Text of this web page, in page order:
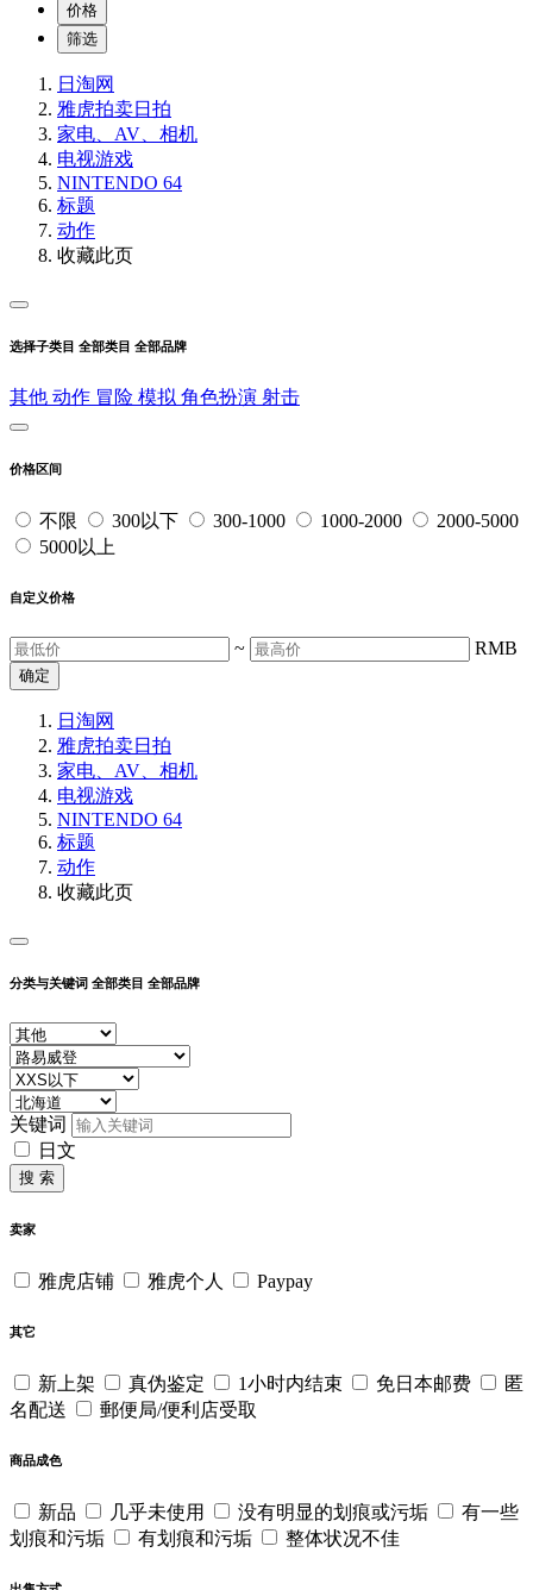
价格
筛选
日淘网
雅虎拍卖日拍
家电、AV、相机
电视游戏
NINTENDO 64
标题
动作
收藏此页
选择子类目 全部类目 全部品牌
其他 动作 冒险 模拟 角色扮演 射击
价格区间
不限 300以下 300-1000 1000-2000
2000-5000
5000以上
自定义价格
~ RMB
确定
日淘网
雅虎拍卖日拍
家电、AV、相机
电视游戏
NINTENDO 64
标题
动作
收藏此页
分类与关键词 全部类目 全部品牌
关键词
日文
搜 索
卖家
雅虎店铺 雅虎个人 Paypay
其它
新上架 真伪鉴定 1小时内结束 免日本邮费
匿
名配送
郵便局/便利店受取
商品成色
新品 几乎未使用 没有明显的划痕或污垢
有一些
划痕和污垢
有划痕和污垢 整体状况不佳